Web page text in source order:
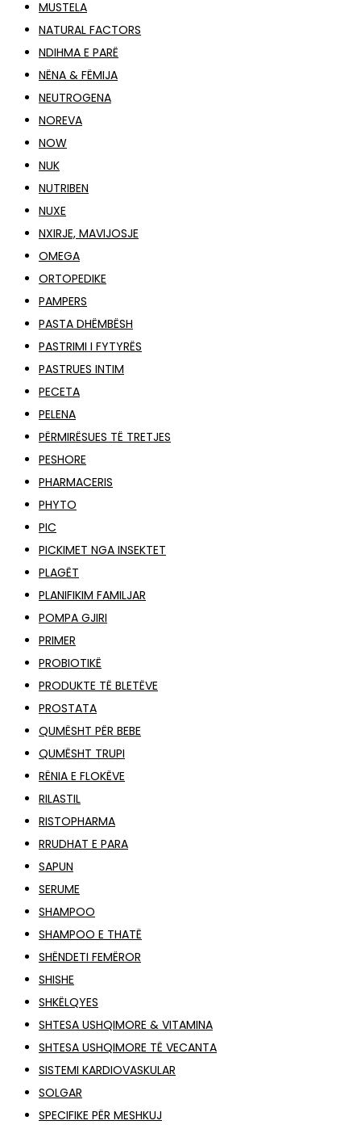
MUSTELA
NATURAL FACTORS
NDIHMA E PARË
NËNA & FËMIJA
NEUTROGENA
NOREVA
NOW
NUK
NUTRIBEN
NUXE
NXIRJE, MAVIJOSJE
OMEGA
ORTOPEDIKE
PAMPERS
PASTA DHËMBËSH
PASTRIMI I FYTYRËS
PASTRUES INTIM
PECETA
PELENA
PËRMIRËSUES TË TRETJES
PESHORE
PHARMACERIS
PHYTO
PIC
PICKIMET NGA INSEKTET
PLAGËT
PLANIFIKIM FAMILJAR
POMPA GJIRI
PRIMER
PROBIOTIKË
PRODUKTE TË BLETËVE
PROSTATA
QUMËSHT PËR BEBE
QUMËSHT TRUPI
RËNIA E FLOKËVE
RILASTIL
RISTOPHARMA
RRUDHAT E PARA
SAPUN
SERUME
SHAMPOO
SHAMPOO E THATË
SHËNDETI FEMËROR
SHISHE
SHKËLQYES
SHTESA USHQIMORE & VITAMINA
SHTESA USHQIMORE TË VECANTA
SISTEMI KARDIOVASKULAR
SOLGAR
SPECIFIKE PËR MESHKUJ